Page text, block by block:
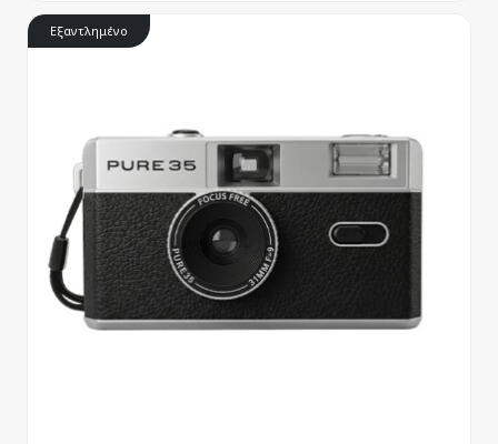
Εξαντλημένο